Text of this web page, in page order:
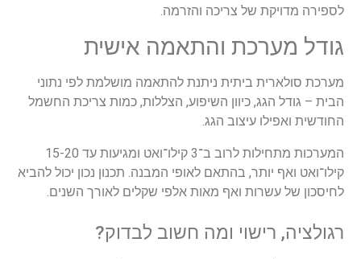
לספירה מדויקת של צריכה והזרמה.
גודל מערכת והתאמה אישית
מערכת סולארית ביתית ניתנת להתאמה מושלמת לפי נתוני
הבית – גודל הגג, כיוון השיפוע, הצללות, כמות צריכת החשמל
החודשית ואפילו עיצוב הגג.
המערכות מתחילות לרוב ב־3 קילו־ואט ומגיעות עד
קילו־ואט ואף יותר, בהתאם לאופי המבנה. תכנון נכון יכול להביא
לחיסכון של עשרות ואף מאות אלפי שקלים לאורך השנים.
רגולציה, רישוי ומה חשוב לבדוק?